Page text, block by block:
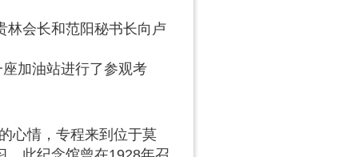
林会长和范阳秘书长向卢
加油站进行了参观考
心情，专程来到位于莫